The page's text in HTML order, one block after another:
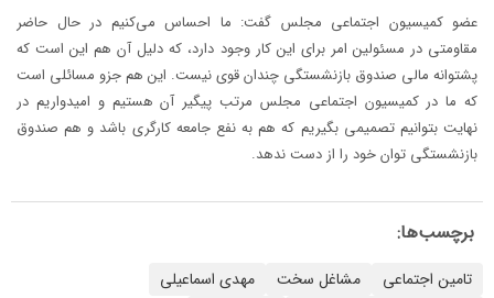
عضو کمیسیون اجتماعی مجلس گفت: ما احساس می‌کنیم در حال حاضر
مقاومتی در مسئولین امر برای این کار وجود دارد، که دلیل آن هم این است که
پشتوانه مالی صندوق بازنشستگی چندان قوی نیست. این هم جزو مسائلی است
که ما در کمیسیون اجتماعی مجلس مرتب پیگیر آن هستیم و امیدواریم در
نهایت بتوانیم تصمیمی بگیریم که هم به نفع جامعه کارگری باشد و هم صندوق
بازنشستگی توان خود را از دست ندهد.
برچسب‌ها:
تامین اجتماعی مشاغل سخت
مهدی اسماعیلی